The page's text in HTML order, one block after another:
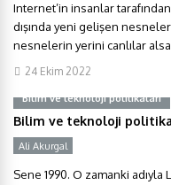
Internet’in insanlar
dışında yeni gelişen
nesnelerin yerini canlılar alsa,
24 Ekim 2022
Bilim ve teknoloji politikaları
Bilim ve teknoloji
Ali Akurgal
Sene 1990. O zamanki adıyla